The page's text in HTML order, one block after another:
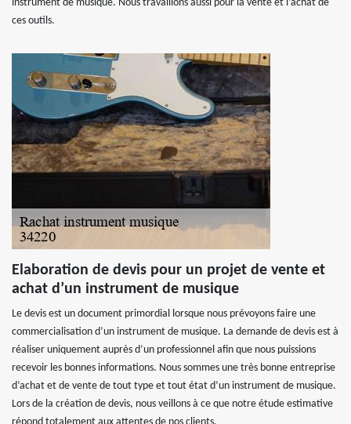
instrument de musique. Nous travaillons aussi pour la vente et l’achat de
ces outils.
Elaboration de devis pour un projet de vente et
achat d’un instrument de musique
Le devis est un document primordial lorsque nous prévoyons faire une
commercialisation d’un instrument de musique. La demande de devis est à
réaliser uniquement auprès d’un professionnel afin que nous puissions
recevoir les bonnes informations. Nous sommes une très bonne entreprise
d’achat et de vente de tout type et tout état d’un instrument de musique.
Lors de la création de devis, nous veillons à ce que notre étude estimative